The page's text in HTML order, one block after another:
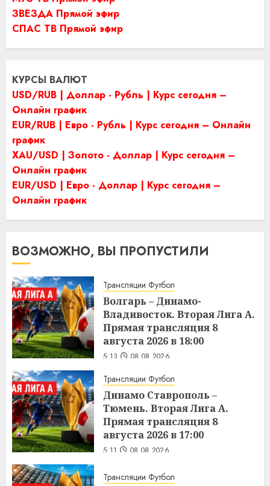
ЗВЕЗДА Прямой эфир
СПАС ТВ Прямой эфир
КУРСЫ ВАЛЮТ
USD/RUB | Доллар - Рубль | Курс сегодня –
Онлайн график
EUR/RUB | Евро - Рубль | Курс сегодня – Онлайн
график
XAU/USD | Золото - Доллар | Курс сегодня –
Онлайн график
EUR/USD | Евро - Доллар | Курс сегодня –
Онлайн график
ВОЗМОЖНО, ВЫ ПРОПУСТИЛИ
Трансляции Футбол
Волгарь – Динамо-
Владивосток. Вторая Лига А.
Прямая трансляция 8
августа 2026 в 18:00
5:13 08.08.2026
Трансляции Футбол
Динамо Ставрополь –
Тюмень. Вторая Лига А.
Прямая трансляция 8
августа 2026 в 17:00
5:11 08.08.2026
Трансляции Футбол